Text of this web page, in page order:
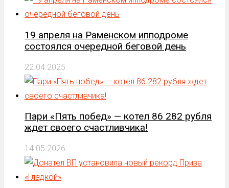
19 апреля на Раменском ипподроме
состоялся очередной беговой день
22.04.2025
Пари «Пять побед» — котел 86 282 рубля
ждет своего счастливчика!
14.05.2026